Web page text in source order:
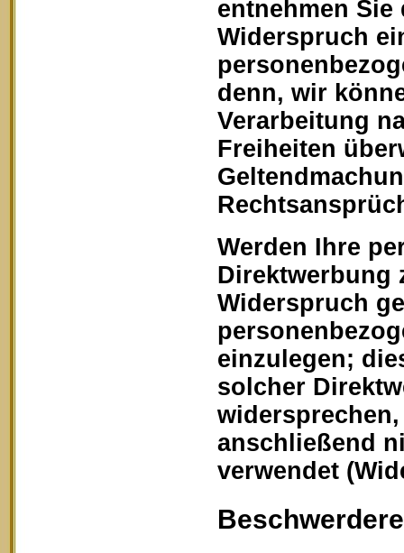
entnehmen
Widerspruch
denn, wir
Verarbeitung
Freiheiten
Werden Ihre
Direktwerbung
Widerspruch
einzulegen;
solcher
anschließend
verwendet